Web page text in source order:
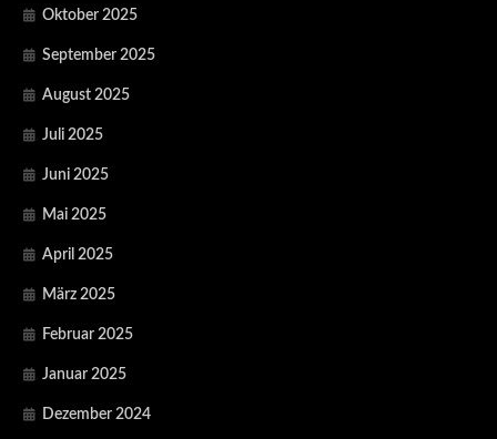
Oktober 2025
September 2025
August 2025
Juli 2025
Juni 2025
Mai 2025
April 2025
März 2025
Februar 2025
Januar 2025
Dezember 2024